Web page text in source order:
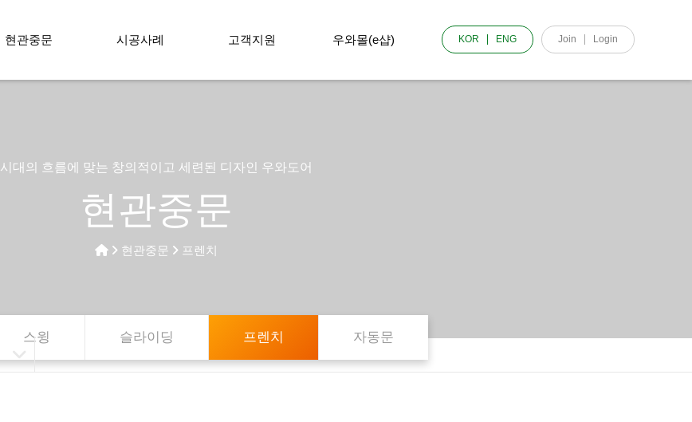
Join Login
KOR ENG
현관중문 시공사례 고객지원 우와몰(e샵)
시대의 흐름에 맞는 창의적이고 세련된 디자인 우와도어
현관중문
현관중문 프렌치
스윙 슬라이딩 프렌치 자동문